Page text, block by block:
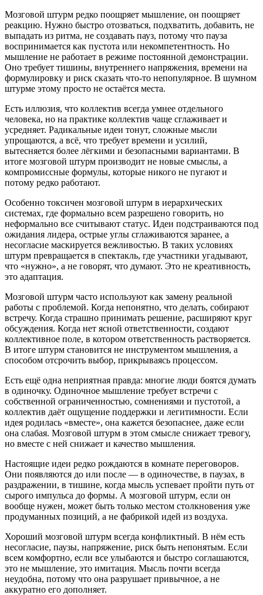
Мозговой штурм редко поощряет мышление, он поощряет
реакцию. Нужно быстро отозваться, подхватить, добавить, не
выпадать из ритма, не создавать пауз, потому что пауза
воспринимается как пустота или некомпетентность. Но
мышление не работает в режиме постоянной демонстрации.
Оно требует тишины, внутреннего напряжения, времени на
формулировку и риск сказать что-то непопулярное. В шумном
штурме этому просто не остаётся места.
Есть иллюзия, что коллектив всегда умнее отдельного
человека, но на практике коллектив чаще сглаживает и
усредняет. Радикальные идеи тонут, сложные мысли
упрощаются, а всё, что требует времени и усилий,
вытесняется более лёгкими и безопасными вариантами. В
итоге мозговой штурм производит не новые смыслы, а
компромиссные формулы, которые никого не пугают и
потому редко работают.
Особенно токсичен мозговой штурм в иерархических
системах, где формально всем разрешено говорить, но
неформально все считывают статус. Идеи подстраиваются под
ожидания лидера, острые углы сглаживаются заранее, а
несогласие маскируется вежливостью. В таких условиях
штурм превращается в спектакль, где участники угадывают,
что «нужно», а не говорят, что думают. Это не креативность,
это адаптация.
Мозговой штурм часто используют как замену реальной
работы с проблемой. Когда непонятно, что делать, собирают
встречу. Когда страшно принимать решение, расширяют круг
обсуждения. Когда нет ясной ответственности, создают
коллективное поле, в котором ответственность растворяется.
В итоге штурм становится не инструментом мышления, а
способом отсрочить выбор, прикрываясь процессом.
Есть ещё одна неприятная правда: многие люди боятся думать
в одиночку. Одиночное мышление требует встречи с
собственной ограниченностью, сомнениями и пустотой, а
коллектив даёт ощущение поддержки и легитимности. Если
идея родилась «вместе», она кажется безопаснее, даже если
она слабая. Мозговой штурм в этом смысле снижает тревогу,
но вместе с ней снижает и качество мышления.
Настоящие идеи редко рождаются в комнате переговоров.
Они появляются до или после — в одиночестве, в паузах, в
раздражении, в тишине, когда мысль успевает пройти путь от
сырого импульса до формы. А мозговой штурм, если он
вообще нужен, может быть только местом столкновения уже
продуманных позиций, а не фабрикой идей из воздуха.
Хороший мозговой штурм всегда конфликтный. В нём есть
несогласие, паузы, напряжение, риск быть непонятым. Если
всем комфортно, если все улыбаются и быстро соглашаются,
это не мышление, это имитация. Мысль почти всегда
неудобна, потому что она разрушает привычное, а не
аккуратно его дополняет.